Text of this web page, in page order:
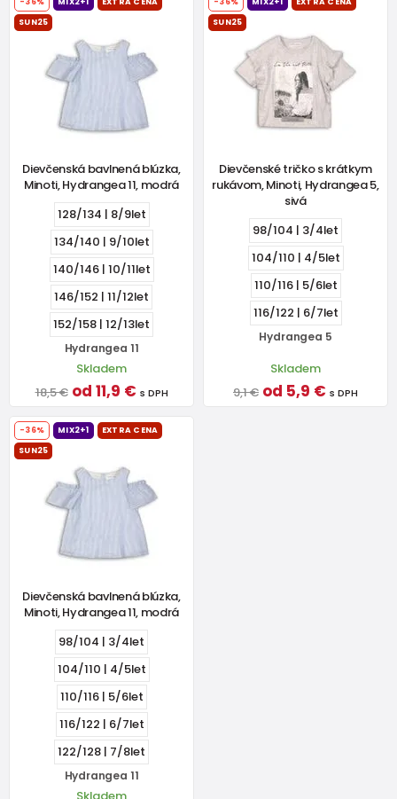
SUN25
Dievčenská bavlnená blúzka,
Minoti, Hydrangea 11, modrá
128/134 | 8/9let
134/140 | 9/10let
140/146 | 10/11let
146/152 | 11/12let
152/158 | 12/13let
Hydrangea 11
Skladem
18,5 € od 11,9 € s DPH
SUN25
Dievčenské tričko s krátkym
rukávom, Minoti, Hydrangea 5,
sivá
98/104 | 3/4let
104/110 | 4/5let
110/116 | 5/6let
116/122 | 6/7let
Hydrangea 5
Skladem
9,1 € od 5,9 € s DPH
-36% MIX2+1
EXTRA CENA
SUN25
Dievčenská bavlnená blúzka,
Minoti, Hydrangea 11, modrá
98/104 | 3/4let
104/110 | 4/5let
110/116 | 5/6let
116/122 | 6/7let
122/128 | 7/8let
Hydrangea 11